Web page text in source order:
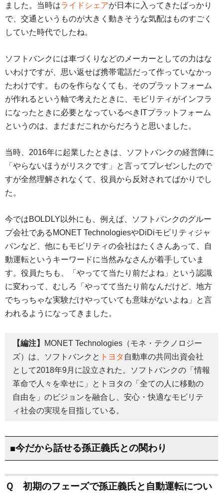
ました。当時はライドシェアが日本に入ってきたばっかり
で、交通というものが大きく動きそうな気配はものすごく
していた時代でしたね。
ソフトバンクには車づくりなどのメーカーとしての力はな
いわけですが、思い返せば携帯電話だって作っていなかっ
たわけです。ものを作らなくても、そのプラットフォーム
が作れるという軸で考えたときに、モビリティがインフラ
になったときに必要となっているべきITプラットフォーム
というのは、まだまだこれからだろうと思いました。
当時、2016年に起業したときは、ソフトバンクの経営陣に
「やらないほうがリスクです」と言ってプレゼンしたので
すが全然理解されなくて、役員から反対されてばかりでし
た。
今ではBOLDLY以外にも、例えば、ソフトバンクのグルー
プ会社であるMONET TechnologiesやDiDiモビリティジャ
パンなど、他にもモビリティの会社はたくさんあって、自
動運転というキーワードに当然みなさんが着手していま
す。役員たちも、「やってて当たり前だよね」という認識
に変わって、むしろ「やってて当たり前なんだけど、地方
でちっちゃな実験だけやっていても意味がないよね」と言
われるようになってきました。
【編注】
MONET Technologies（モネ・テクノロジー
ズ）は、ソフトバンクと トヨタ 自動車の共同出資会社
として2018年9月に設立された。ソフトバンクの「情報
革命で人々を幸せに」とトヨタの「全ての人に移動の
自由を」のビジョンを融合し、安心・快適なモビリテ
ィ社会の実現を目指している。
■今だから話せる孫正義氏との関わり
Ｑ 初期のフェーズで孫正義氏と自動運転につい